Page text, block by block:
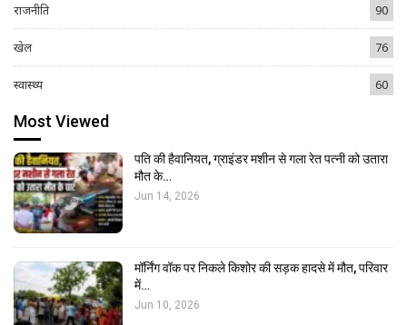
राजनीति 90
खेल 76
स्वास्थ्य 60
Most Viewed
पति की हैवानियत, ग्राइंडर मशीन से गला रेत पत्नी को उतारा
मौत के…
Jun 14, 2026
मॉर्निंग वॉक पर निकले किशोर की सड़क हादसे में मौत, परिवार
में…
Jun 10, 2026